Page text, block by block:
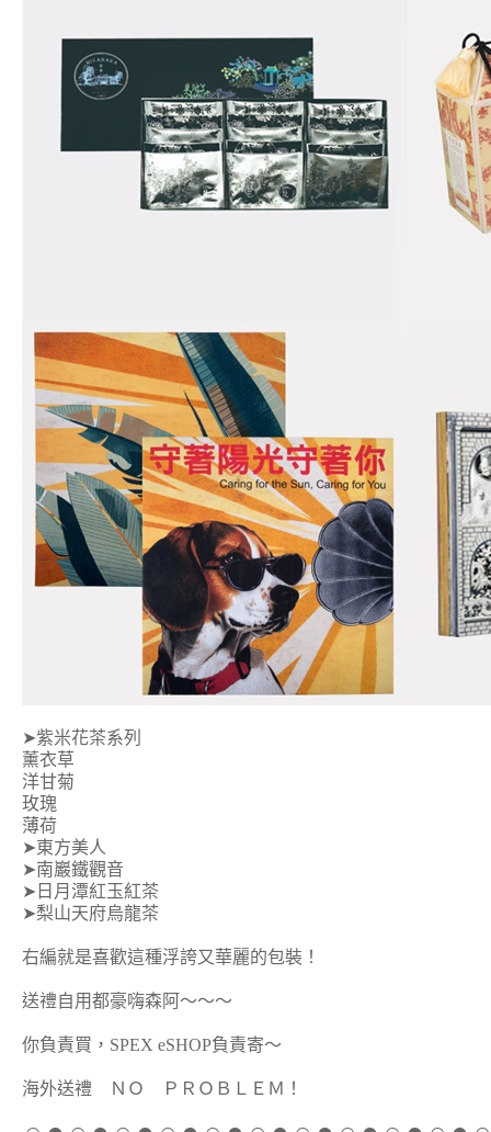
➤紫米花茶系列
薰衣草
洋甘菊
玫瑰
薄荷
➤東方美人
➤南巖鐵觀音
➤日月潭紅玉紅茶
➤梨山天府烏龍茶
右編就是喜歡這種浮誇又華麗的包裝！
送禮自用都豪嗨森阿～～～
你負責買，SPEX eSHOP負責寄～
海外送禮 ＮＯ ＰＲＯＢＬＥＭ！